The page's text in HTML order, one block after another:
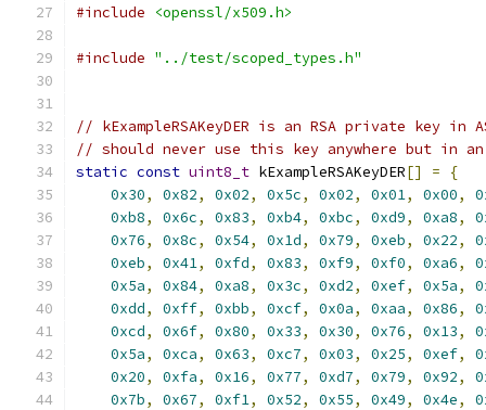
#include
<openssl/x509.h>
#include "../test/scoped_types.h"
// kExampleRSAKeyDER is an RSA private key in
// should never use this key anywhere but in an
static const uint8_t kExampleRSAKeyDER[] =
{
0x30, 0x82, 0x02, 0x5c, 0x02, 0x01, 0x00,
0xb8, 0x6c, 0x83, 0xb4, 0xbc, 0xd9, 0xa8,
0x76, 0x8c, 0x54, 0x1d, 0x79, 0xeb, 0x22,
0xeb, 0x41, 0xfd, 0x83, 0xf9, 0xf0, 0xa6,
0x5a, 0x84, 0xa8, 0x3c, 0xd2, 0xef, 0x5a,
0xdd, 0xff, 0xbb, 0xcf, 0x0a, 0xaa, 0x86,
0xcd, 0x6f, 0x80, 0x33, 0x30, 0x76, 0x13,
0x5a, 0xca, 0x63, 0xc7, 0x03, 0x25, 0xef,
0x20, 0xfa, 0x16, 0x77, 0xd7, 0x79, 0x92,
0x7b, 0x67, 0xf1, 0x52, 0x55, 0x49, 0x4e,